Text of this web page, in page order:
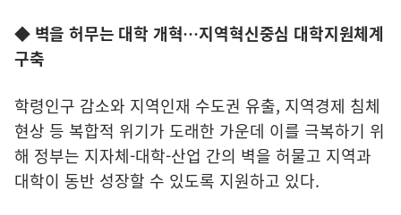
◆ 벽을 허무는 대학 개혁…지역혁신중심 대학지원체계
구축
학령인구 감소와 지역인재 수도권 유출, 지역경제 침체
현상 등 복합적 위기가 도래한 가운데 이를 극복하기 위
해 정부는 지자체-대학-산업 간의 벽을 허물고 지역과
대학이 동반 성장할 수 있도록 지원하고 있다.